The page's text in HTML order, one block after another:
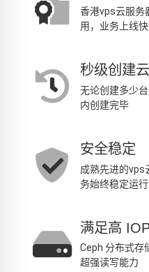
香港vps云服务
用，业务上线快
秒级创建
无论创建多少
内创建完毕
安全稳定
成熟先进的vps
务始终稳定运行
满足高
Ceph 分布式存
超强读写能力